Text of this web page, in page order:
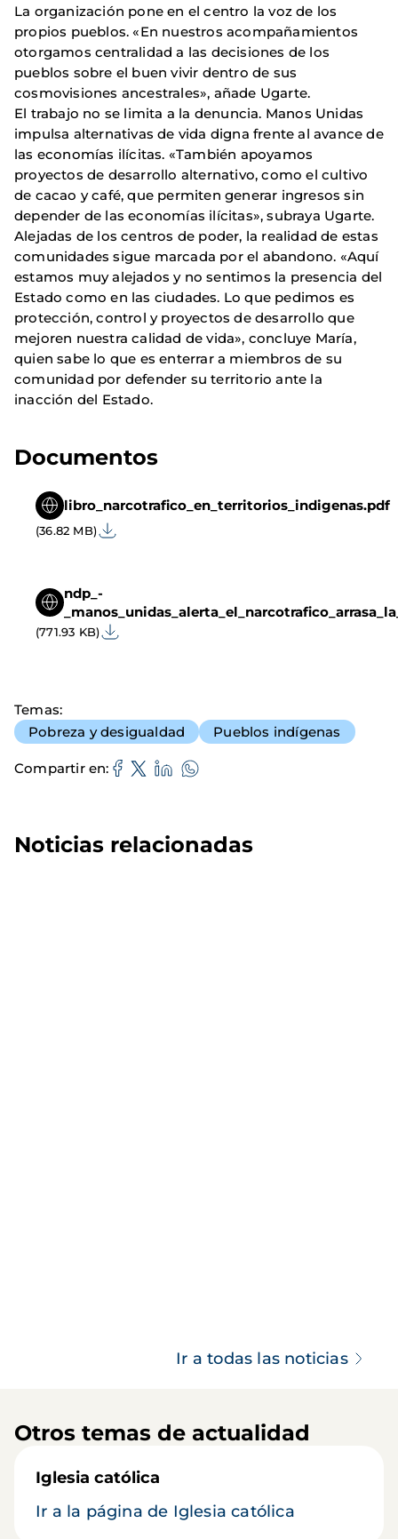
La organización pone en el centro la voz de los
propios pueblos. «En nuestros acompañamientos
otorgamos centralidad a las decisiones de los
pueblos sobre el buen vivir dentro de sus
cosmovisiones ancestrales», añade Ugarte.
El trabajo no se limita a la denuncia. Manos Unidas
impulsa alternativas de vida digna frente al avance de
las economías ilícitas. «También apoyamos
proyectos de desarrollo alternativo, como el cultivo
de cacao y café, que permiten generar ingresos sin
depender de las economías ilícitas», subraya Ugarte.
Alejadas de los centros de poder, la realidad de estas
comunidades sigue marcada por el abandono. «Aquí
estamos muy alejados y no sentimos la presencia del
Estado como en las ciudades. Lo que pedimos es
protección, control y proyectos de desarrollo que
mejoren nuestra calidad de vida», concluye María,
quien sabe lo que es enterrar a miembros de su
comunidad por defender su territorio ante la
inacción del Estado.
Documentos
libro_narcotrafico_en_territorios_indigenas.pdf
(36.82 MB)
ndp_-
(771.93 KB)
Temas
Pobreza y desigualdad
Pueblos indígenas
Compartir en
Noticias relacionadas
Ir a todas las noticias
Otros temas de actualidad
Iglesia católica
Ir a la página de Iglesia católica